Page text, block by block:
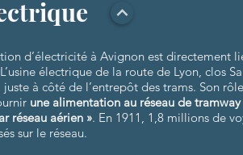
d’électricité à Avignon est directement
électrique de la route de Lyon, clos
à côté de l’entrepôt des trams. Son
une alimentation au réseau de tramway
réseau aérien ». En 1911, 1,8 millions de
sur le réseau.